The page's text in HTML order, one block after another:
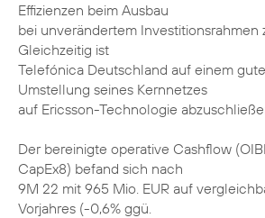
Effizienzen beim Ausbau
bei unverändertem Investitionsrahmen
Gleichzeitig ist
Telefónica Deutschland auf einem
Umstellung seines Kernnetzes
auf Ericsson-Technologie
Der bereinigte operative Cashflow
CapEx8) befand sich nach
9M 22 mit 965 Mio. EUR auf
Vorjahres (-0,6% ggü.